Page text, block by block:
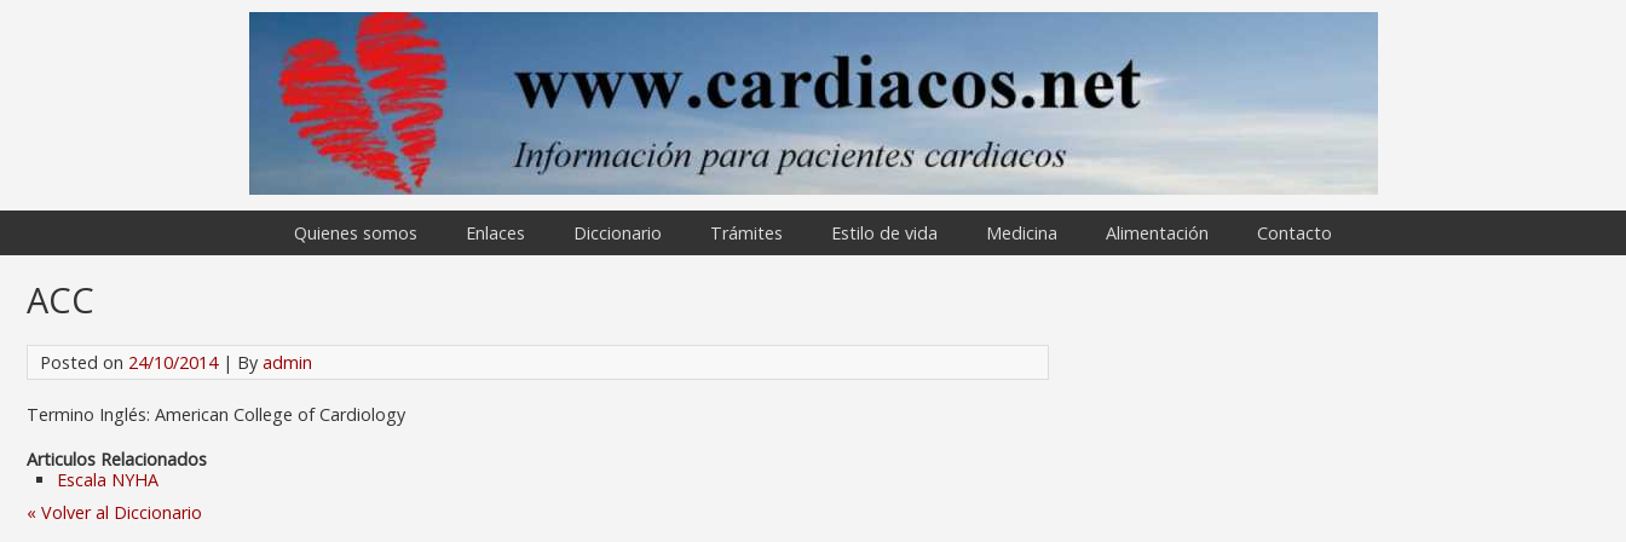
Quienes somos Enlaces Diccionario Trámites Estilo de vida Medicina Alimentación Contacto
ACC
Posted on 24/10/2014| By admin
Termino Inglés: American College of Cardiology
Articulos Relacionados
Escala NYHA
« Volver al Diccionario